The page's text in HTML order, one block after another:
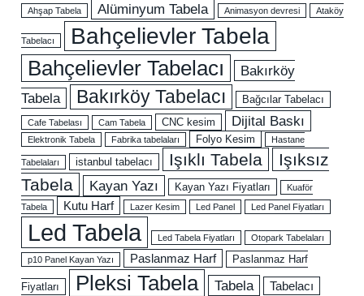
Ahşap Tabela Alüminyum Tabela Animasyon devresi Ataköy
Tabelacı Bahçelievler Tabela
Bahçelievler Tabelacı
Bakırköy
Tabela
Bakırköy Tabelacı Bağcılar Tabelacı
Cafe Tabelası Cam Tabela CNC kesim Dijital Baskı
Elektronik Tabela Fabrika tabelaları Folyo Kesim Hastane
Tabelaları istanbul tabelacı Işıklı Tabela
Işıksız
Tabela
Kayan Yazı Kayan Yazı Fiyatları
Kuaför
Tabela
Kutu Harf Lazer Kesim Led Panel Led Panel Fiyatları
Led Tabela Led Tabela Fiyatları Otopark Tabelaları
p10 Panel Kayan Yazı Paslanmaz Harf Paslanmaz Harf
Fiyatları Pleksi Tabela Tabela Tabelacı